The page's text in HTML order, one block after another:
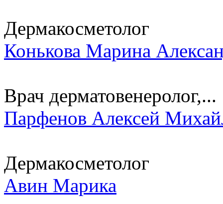
Дермакосметолог
Конькова Марина
Врач дерматовенеролог,...
Парфенов Алексей
Дермакосметолог
Авин Марика